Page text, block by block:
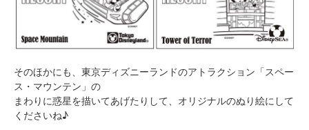
そのほかにも、東京ディズニーランドのアトラクション「スペー
ス・マウンテン」の
まわりに惑星を描いてあげたりして、オリジナルのぬり絵にして
くださいね♪